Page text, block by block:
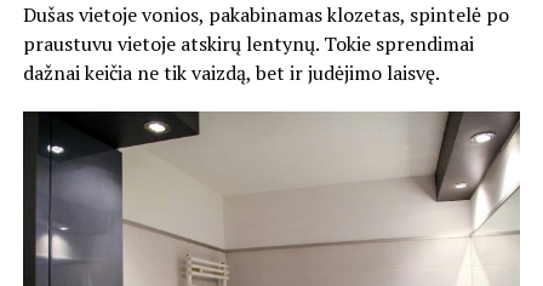
Dušas vietoje vonios, pakabinamas klozetas, spintelė po
praustuvu vietoje atskirų lentynų. Tokie sprendimai
dažnai keičia ne tik vaizdą, bet ir judėjimo laisvę.